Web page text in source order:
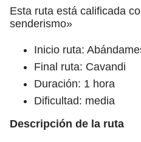
Esta ruta está calificada
senderismo»
Inicio ruta:
Final ruta: Cavandi
Duración: 1 hora
Dificultad: media
Descripción de la ruta